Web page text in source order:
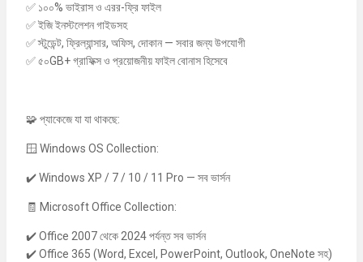
✅ ১০০% ভাইরাস ও এরর-ফ্রি ফাইল
✅ ইজি ইনস্টলেশন গাইডসহ
✅ স্টুডেন্ট, ফ্রিল্যান্সার, অফিস, দোকান — সবার জন্য উপযোগী
✅ ৫০GB+ গ্রাফিক্স ও প্রয়োজনীয় ফাইল বোনাস হিসেবে
🧩 প্যাকেজে যা যা থাকছে:
🪟 Windows OS Collection:
✔️ Windows XP / 7 / 10 / 11 Pro — সব ভার্সন
🧾 Microsoft Office Collection:
✔️ Office 2007 থেকে 2024 পর্যন্ত সব ভার্সন
✔️ Office 365 (Word, Excel, PowerPoint, Outlook, OneNote সহ)